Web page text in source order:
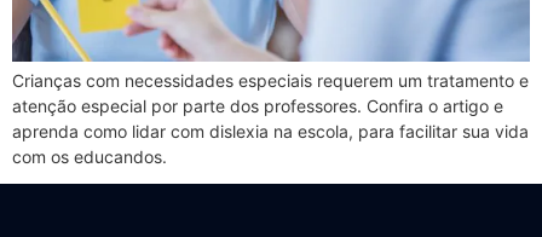
Crianças com necessidades especiais requerem um tratamento e
atenção especial por parte dos professores. Confira o artigo e
aprenda como lidar com dislexia na escola, para facilitar sua vida
com os educandos.